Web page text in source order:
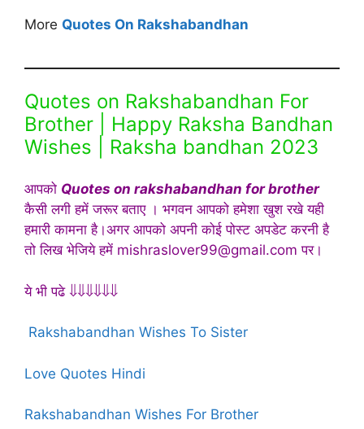
More Quotes On Rakshabandhan
Quotes on Rakshabandhan For
Brother | Happy Raksha Bandhan
Wishes | Raksha bandhan 2023
आपको Quotes on rakshabandhan for brother
कैसी लगी हमें जरूर बताए । भगवन आपको हमेशा खुश रखे यही
हमारी कामना है।अगर आपको अपनी कोई पोस्ट अपडेट करनी है
तो लिख भेजिये हमें mishraslover99@gmail.com पर।
ये भी पढे ⇓⇓⇓⇓⇓⇓
Rakshabandhan Wishes To Sister
Love Quotes Hindi
Rakshabandhan Wishes For Brother